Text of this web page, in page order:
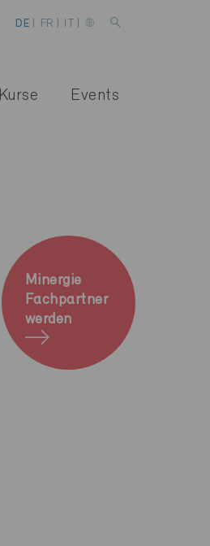
DE FR
Kurse Events
Minergie
Fachpartner
werden